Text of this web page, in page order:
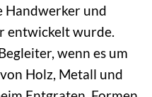
Handwerker und
entwickelt wurde.
wenn es um
Holz, Metall und